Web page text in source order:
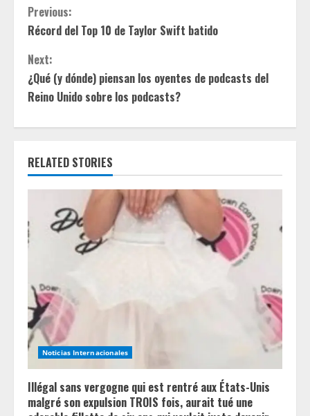
C
o
n
t
i
n
u
e
R
e
a
d
i
n
Previous:
Récord del Top 10 de Taylor Swift batido
Next:
¿Qué (y dónde) piensan los oyentes de podcasts del
Reino Unido sobre los podcasts?
RELATED STORIES
Noticias Internacionales
Illégal sans vergogne qui est rentré aux États-Unis
malgré son expulsion TROIS fois, aurait tué une